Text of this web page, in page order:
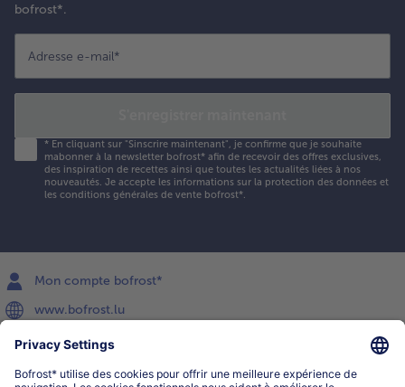
bofrost*.
Adresse e-mail*
* En cliquant sur "Sinscrire maintenant", je confirme que je souhaite
mabonner à la newsletter bofrost* afin de recevoir des offres exclusives,
des inspiration de recettes ainsi que toutes les actualités liées à nos
nouveautés. Je accepte les informations sur la protection des données et
les conditions générales de vente bofrost*.
Mon compte bofrost*
www.bofrost.lu
service@bofrost.lu
027863232
Lu-ve : 8h-20h Sa : 10h-16h